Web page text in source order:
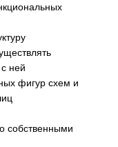
ней
фигур схем и
собственными